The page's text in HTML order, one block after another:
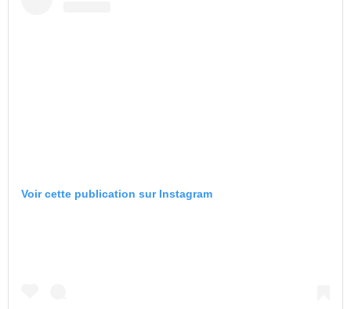
Voir cette publication sur Instagram